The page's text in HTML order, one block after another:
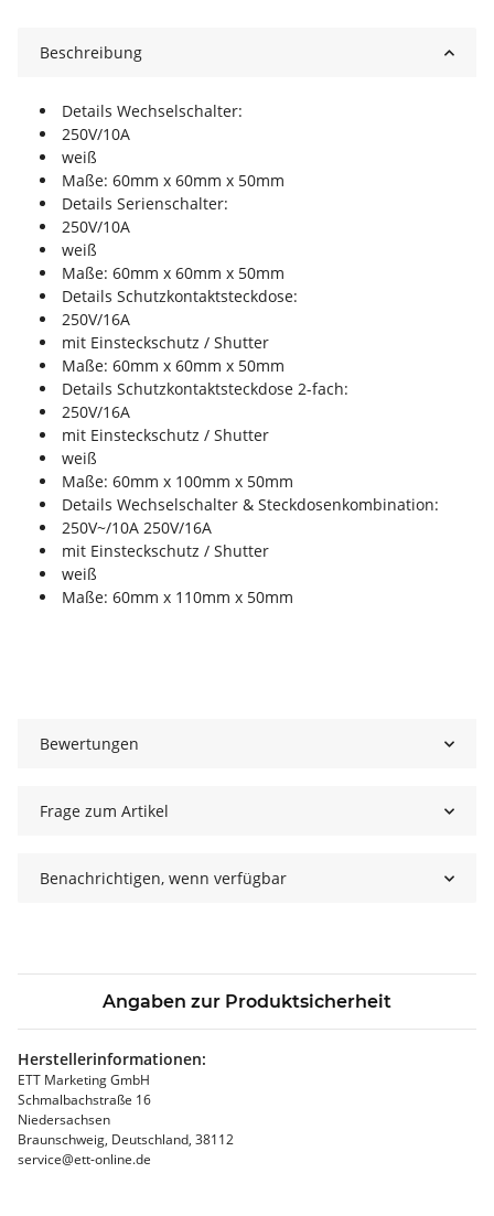
Beschreibung
Details Wechselschalter:
250V/10A
weiß
Maße: 60mm x 60mm x 50mm
Details Serienschalter:
250V/10A
weiß
Maße: 60mm x 60mm x 50mm
Details Schutzkontaktsteckdose:
250V/16A
mit Einsteckschutz / Shutter
Maße: 60mm x 60mm x 50mm
Details Schutzkontaktsteckdose 2-fach:
250V/16A
mit Einsteckschutz / Shutter
weiß
Maße: 60mm x 100mm x 50mm
Details Wechselschalter & Steckdosenkombination:
250V~/10A 250V/16A
mit Einsteckschutz / Shutter
weiß
Maße: 60mm x 110mm x 50mm
Bewertungen
Frage zum Artikel
Benachrichtigen, wenn verfügbar
Angaben zur Produktsicherheit
Herstellerinformationen:
ETT Marketing GmbH
Schmalbachstraße 16
Niedersachsen
Braunschweig, Deutschland, 38112
service@ett-online.de